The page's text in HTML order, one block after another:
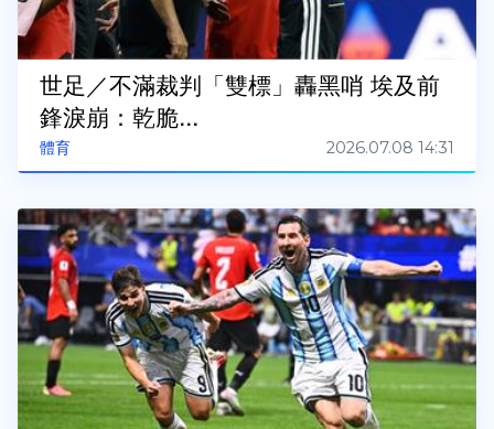
體育
世足／不滿裁判「雙標」轟黑哨 埃及前
鋒淚崩：乾脆...
2026.07.08 14:31